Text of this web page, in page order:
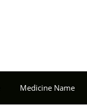
Medicine Name